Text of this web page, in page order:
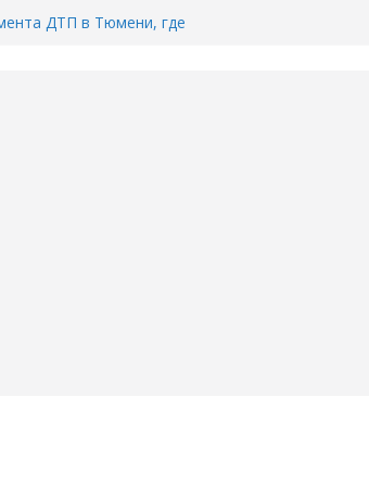
ДТП в Тюмени, где